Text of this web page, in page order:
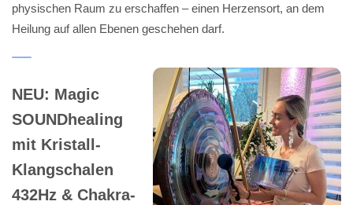
physischen Raum zu erschaffen – einen Herzensort, an dem
Heilung auf allen Ebenen geschehen darf.
NEU: Magic
SOUNDhealing
mit Kristall-
Klangschalen
432Hz & Chakra-